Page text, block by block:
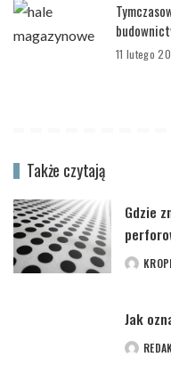
11 lutego
Także czytają
Gdzie
POSTED
Jak
POSTED